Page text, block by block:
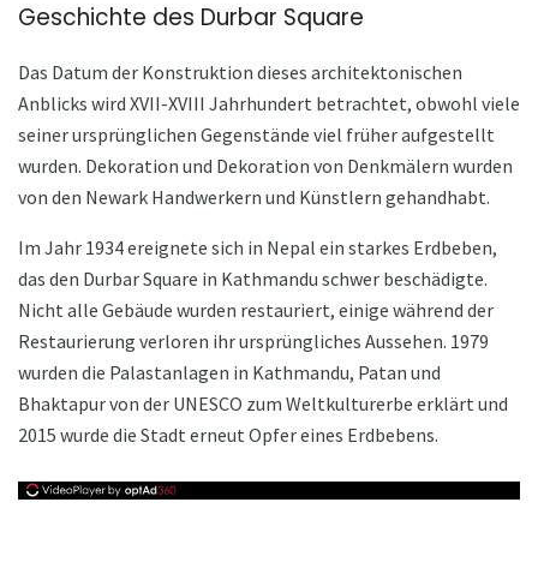
Geschichte des Durbar Square
Das Datum der Konstruktion dieses architektonischen
Anblicks wird XVII-XVIII Jahrhundert betrachtet, obwohl viele
seiner ursprünglichen Gegenstände viel früher aufgestellt
wurden. Dekoration und Dekoration von Denkmälern wurden
von den Newark Handwerkern und Künstlern gehandhabt.
Im Jahr 1934 ereignete sich in Nepal ein starkes Erdbeben,
das den Durbar Square in Kathmandu schwer beschädigte.
Nicht alle Gebäude wurden restauriert, einige während der
Restaurierung verloren ihr ursprüngliches Aussehen. 1979
wurden die Palastanlagen in Kathmandu, Patan und
Bhaktapur von der UNESCO zum Weltkulturerbe erklärt und
2015 wurde die Stadt erneut Opfer eines Erdbebens.